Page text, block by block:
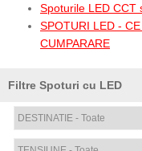
Spoturile LED CCT
SPOTURI LED -
CUMPARARE
Filtre Spoturi cu LED